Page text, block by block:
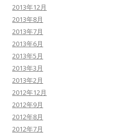
2013年12月
2013年8月
2013年7月
2013年6月
2013年5月
2013年3月
2013年2月
2012年12月
2012年9月
2012年8月
2012年7月